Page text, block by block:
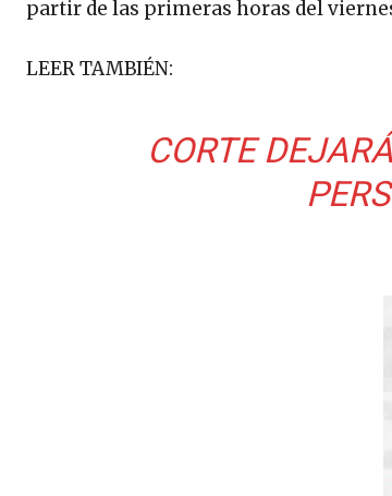
partir de las primeras horas del
LEER TAMBIÉN:
CORTE